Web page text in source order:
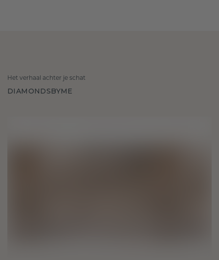
Het verhaal achter je schat
DIAMONDSBYME